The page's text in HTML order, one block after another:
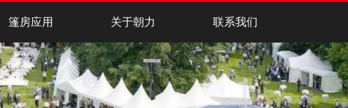
篷房应用 关于朝力 联系我们